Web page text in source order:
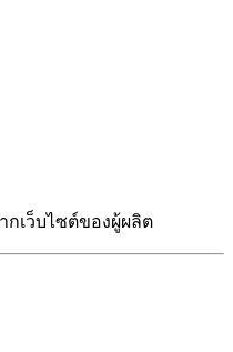
กเว็บไซต์ของผู้ผลิต